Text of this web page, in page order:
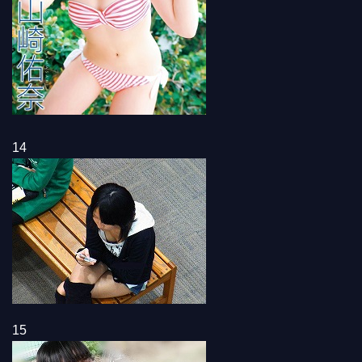
14
15